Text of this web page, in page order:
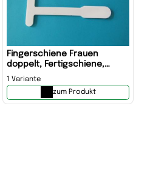
Fingerschiene Frauen
doppelt, Fertigschiene,
Schiene
1 Variante
zum Produkt